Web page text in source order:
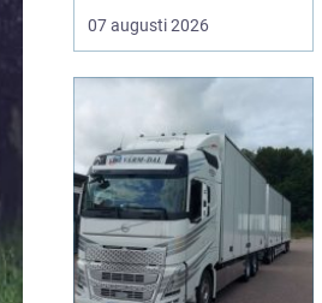
sänka sina
energikostnader och
året runt. Många i
området vänder sig till ...
07 augusti 2026